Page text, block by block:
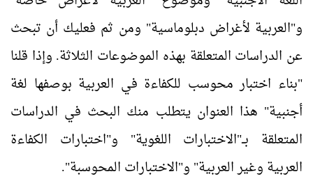
و"العربية لأغراض دبلوماسية" ومن ثم فعليك أن تبحث
عن الدراسات المتعلقة بهذه الموضوعات الثلاثة. وإذا قلنا
"بناء اختبار محوسب للكفاءة في العربية بوصفها لغة
أجنبية" هذا العنوان يتطلب منك البحث في الدراسات
المتعلقة بــ"الاختبارات اللغوية" و"اختبارات الكفاءة
العربية وغير العربية" و"الاختبارات المحوسبة".